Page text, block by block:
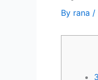
By rana /